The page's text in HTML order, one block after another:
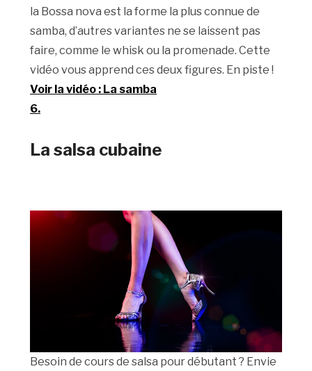
la Bossa nova est la forme la plus connue de
samba, d’autres variantes ne se laissent pas
faire, comme le whisk ou la promenade. Cette
vidéo vous apprend ces deux figures. En piste !
Voir la vidéo : La samba
6.
La salsa cubaine
Besoin de cours de salsa pour débutant ? Envie